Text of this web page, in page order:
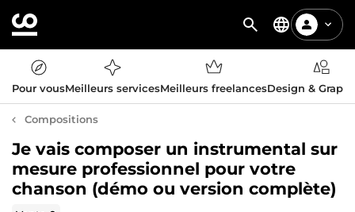
Pour vousMeilleurs servicesMeilleurs freelancesDesign &
Compositions
Je vais composer un instrumental sur
mesure professionnel pour votre
chanson (démo ou version complète)